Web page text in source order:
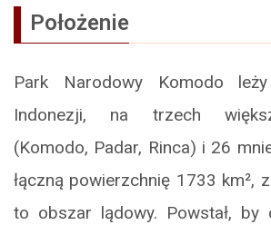
Położenie
Park Narodowy Komodo
Indonezji, na trzech
(Komodo, Padar, Rinca) i 26
łączną powierzchnię 1733 km²,
to obszar lądowy. Powstał, by